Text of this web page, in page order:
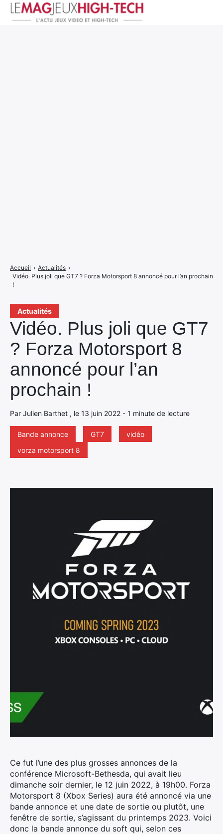
Actualités
Vidéo. Plus joli que GT7
? Forza Motorsport 8
annoncé pour l’an
prochain !
Par Julien Barthet , le 13 juin 2022 - 1 minute de lecture
Bande annonce GT7
vidéo
vorza motorsport 8
Accueil › Actualités ›
Vidéo. Plus joli que GT7 ? Forza Motorsport 8 annoncé pour l’an prochain
!
Ce fut l’une des plus grosses annonces de la
conférence Microsoft-Bethesda, qui avait lieu
dimanche soir dernier, le 12 juin 2022, à 19h00. Forza
Motorsport 8 (Xbox Series) aura été annoncé via une
bande annonce et une date de sortie ou plutôt, une
fenêtre de sortie, s’agissant du printemps 2023. Voici
donc la bande annonce du soft qui, selon ces